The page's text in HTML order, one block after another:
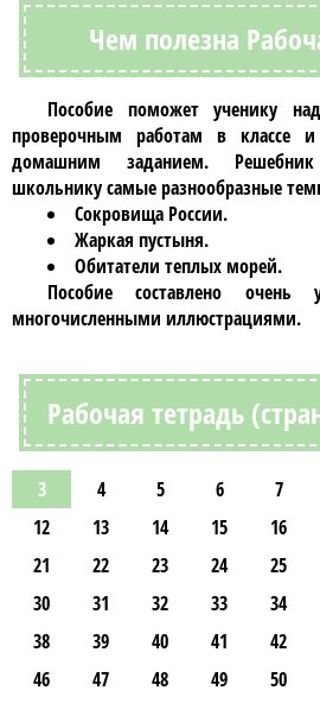
Чем полезна
Пособие поможет ученику
проверочным работам в классе
домашним заданием. Решебник
школьнику самые разнообразные
Сокровища России.
Жаркая пустыня.
Обитатели теплых морей.
Пособие составлено очень
многочисленными иллюстрациями.
Рабочая тетрадь
3 4 5 6 7
12
13 14 15 16
21
22 23 24 25
30
31 32 33 34
38
39 40 41 42
46
47 48 49 50